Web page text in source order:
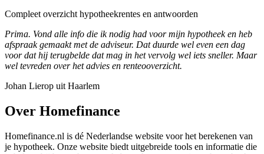
Compleet overzicht hypotheekrentes en antwoorden
Prima. Vond alle info die ik nodig had voor mijn hypotheek en heb
afspraak gemaakt met de adviseur. Dat duurde wel even een dag
voor dat hij terugbelde dat mag in het vervolg wel iets sneller. Maar
wel tevreden over het advies en renteooverzicht.
Johan Lierop uit Haarlem
Over Homefinance
Homefinance.nl is dé Nederlandse website voor het berekenen van
je hypotheek. Onze website biedt uitgebreide tools en informatie die